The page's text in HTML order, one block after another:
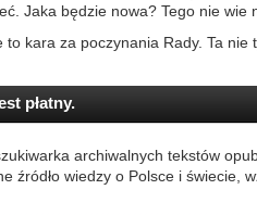
Jaka będzie nowa? Tego nie wie
kara za poczynania Rady. Ta nie
płatny.
archiwalnych tekstów
źródło wiedzy o Polsce i świecie,